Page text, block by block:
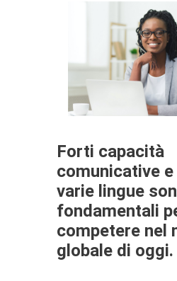
Forti capacità
comunicative
varie lingue
fondamentali
competere nel
globale di oggi.